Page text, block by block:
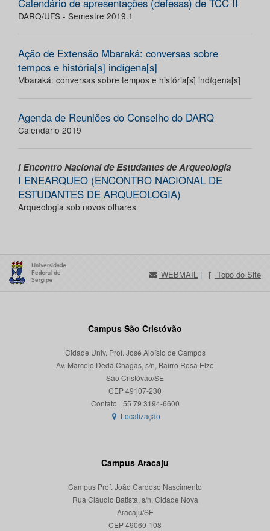
Calendário de apresentações (defesas) de TCC II
DARQ/UFS - Semestre 2019.1
Ação de Extensão Mbaraká: conversas sobre
tempos e história[s] indígena[s]
Mbaraká: conversas sobre tempos e história[s] indígena[s]
Agenda de Reuniões do Conselho do DARQ
Calendário 2019
I Encontro Nacional de Estudantes de Arqueologia
I ENEARQUEO (ENCONTRO NACIONAL DE
ESTUDANTES DE ARQUEOLOGIA)
Arqueologia sob novos olhares
WEBMAIL | Topo do Site
Campus São Cristóvão
Cidade Univ. Prof. José Aloísio de Campos
Av. Marcelo Deda Chagas, s/n, Bairro Rosa Elze
São Cristóvão/SE
CEP 49107-230
Localização
Campus Aracaju
Campus Prof. João Cardoso Nascimento
Rua Cláudio Batista, s/n, Cidade Nova
Aracaju/SE
CEP 49060-108